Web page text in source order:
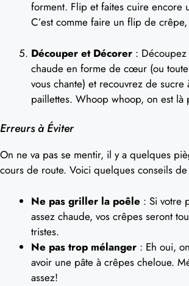
forment. Flip et faites cuire encore
C’est comme faire un flip de crêpe,
Découper et Décorer :
chaude en forme de cœur (ou
vous chante) et recouvrez de
paillettes. Whoop whoop, on est là
Erreurs à Éviter
On ne va pas se mentir, il y a quelques
cours de route. Voici quelques conseils
Ne pas griller la poêle : Si votre
assez chaude, vos crêpes seront
tristes.
Ne pas trop mélanger : Eh oui,
avoir une pâte à crêpes cheloue.
assez!